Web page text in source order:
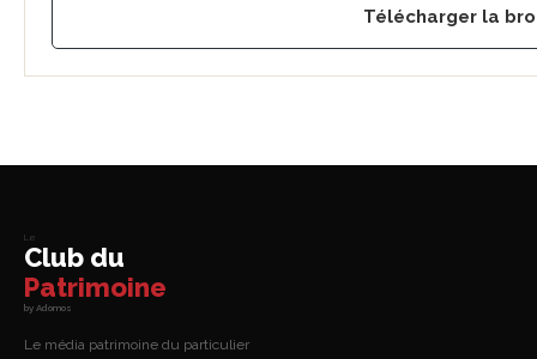
Télécharger la
Le
Club du
Patrimoine
by Adomos
Le média patrimoine du particulier